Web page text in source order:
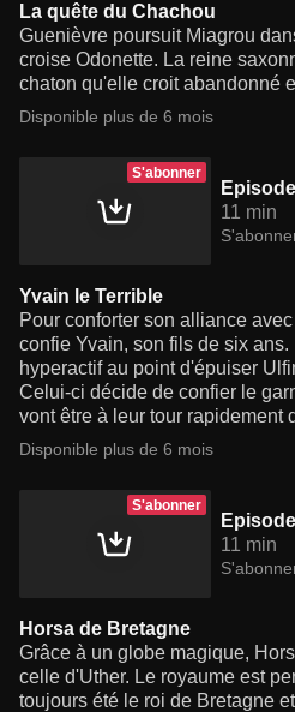
La quête du Chachou
Guenièvre poursuit Miagrou
croise Odonette. La reine
chaton qu'elle croit abandonné
Disponible plus de 6 mois
S'abonner
11 min
Yvain le Terrible
Pour conforter son alliance
confie Yvain, son fils de six
hyperactif au point d'épuiser
Celui-ci décide de confier le
vont être à leur tour rapidement
Disponible plus de 6 mois
S'abonner
11 min
Horsa de Bretagne
Grâce à un globe magique,
celle d'Uther. Le royaume est
toujours été le roi de Bretagne